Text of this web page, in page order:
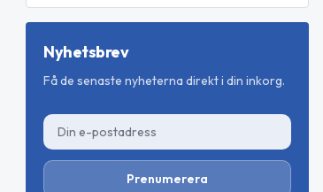
Nyhetsbrev
Få de senaste nyheterna direkt i din inkorg.
Prenumerera